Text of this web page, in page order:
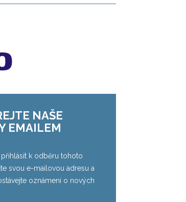
NAŠE
EMAILEM
k odběru tohoto
svou e-mailovou adresu a
oznámení o nových